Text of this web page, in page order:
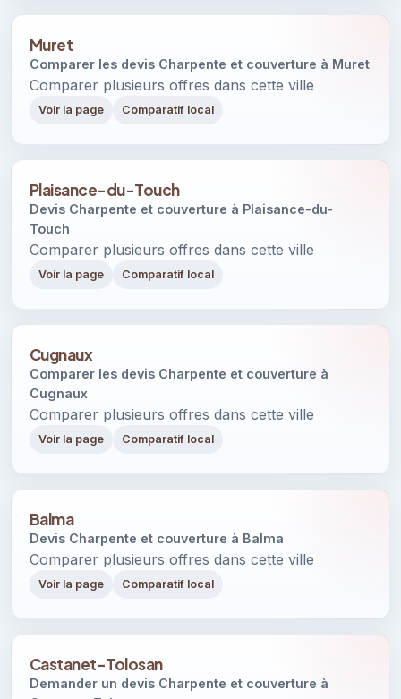
Muret
Comparer les devis Charpente et couverture à Muret
Comparer plusieurs offres dans cette ville
Voir la page Comparatif local
Plaisance-du-Touch
Devis Charpente et couverture à Plaisance-du-
Touch
Comparer plusieurs offres dans cette ville
Voir la page Comparatif local
Cugnaux
Comparer les devis Charpente et couverture à
Cugnaux
Comparer plusieurs offres dans cette ville
Voir la page Comparatif local
Balma
Devis Charpente et couverture à Balma
Comparer plusieurs offres dans cette ville
Voir la page Comparatif local
Castanet-Tolosan
Demander un devis Charpente et couverture à